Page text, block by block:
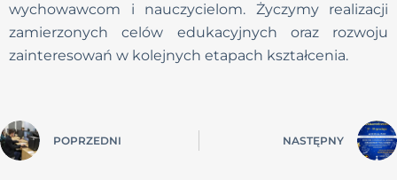
wychowawcom i nauczycielom. Życzymy realizacji
zamierzonych celów edukacyjnych oraz rozwoju
zainteresowań w kolejnych etapach kształcenia.
POPRZEDNI NASTĘPNY